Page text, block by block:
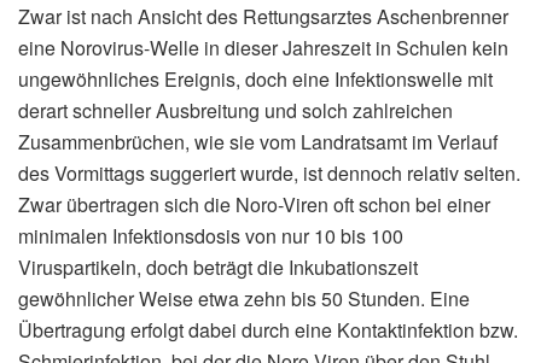
Zwar ist nach Ansicht des Rettungsarztes Aschenbrenner
eine Norovirus-Welle in dieser Jahreszeit in Schulen kein
ungewöhnliches Ereignis, doch eine Infektionswelle mit
derart schneller Ausbreitung und solch zahlreichen
Zusammenbrüchen, wie sie vom Landratsamt im Verlauf
des Vormittags suggeriert wurde, ist dennoch relativ selten.
Zwar übertragen sich die Noro-Viren oft schon bei einer
minimalen Infektionsdosis von nur 10 bis 100
Viruspartikeln, doch beträgt die Inkubationszeit
gewöhnlicher Weise etwa zehn bis 50 Stunden. Eine
Übertragung erfolgt dabei durch eine Kontaktinfektion bzw.